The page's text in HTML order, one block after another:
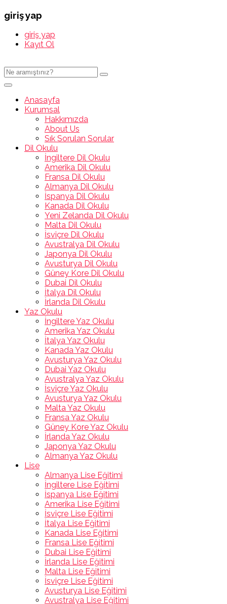
giriş yap
giriş yap
Kayıt Ol
Anasayfa
Kurumsal
Hakkımızda
About Us
Sık Sorulan Sorular
Dil Okulu
İngiltere Dil Okulu
Amerika Dil Okulu
Fransa Dil Okulu
Almanya Dil Okulu
İspanya Dil Okulu
Kanada Dil Okulu
Yeni Zelanda Dil Okulu
Malta Dil Okulu
İsviçre Dil Okulu
Avustralya Dil Okulu
Japonya Dil Okulu
Avusturya Dil Okulu
Güney Kore Dil Okulu
Dubai Dil Okulu
İtalya Dil Okulu
İrlanda Dil Okulu
Yaz Okulu
İngiltere Yaz Okulu
Amerika Yaz Okulu
İtalya Yaz Okulu
Kanada Yaz Okulu
Avusturya Yaz Okulu
Dubai Yaz Okulu
Avustralya Yaz Okulu
İsviçre Yaz Okulu
Avusturya Yaz Okulu
Malta Yaz Okulu
Fransa Yaz Okulu
Güney Kore Yaz Okulu
İrlanda Yaz Okulu
Japonya Yaz Okulu
Almanya Yaz Okulu
Lise
Almanya Lise Eğitimi
İngiltere Lise Eğitimi
İspanya Lise Eğitimi
Amerika Lise Eğitimi
İsviçre Lise Eğitimi
İtalya Lise Eğitimi
Kanada Lise Eğitimi
Fransa Lise Eğitimi
Dubai Lise Eğitimi
İrlanda Lise Eğitimi
Malta Lise Eğitimi
İsviçre Lise Eğitimi
Avusturya Lise Eğitimi
Avustralya Lise Eğitimi